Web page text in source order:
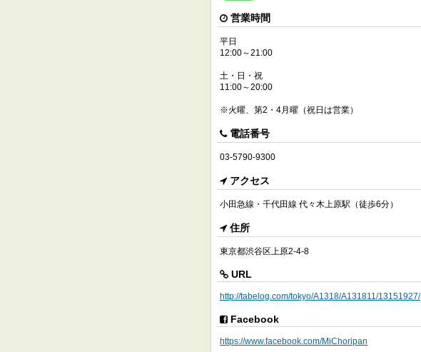
営業時間
平日
12:00～21:00
土・日・祝
11:00～20:00
※火曜、第2・4月曜（祝日は営業）
電話番号
03-5790-9300
アクセス
小田急線・千代田線 代々木上原駅（徒歩6分）
住所
東京都渋谷区上原2-4-8
URL
http://tabelog.com/tokyo/A1318/A131811/13151927/
Facebook
https://www.facebook.com/MiChoripan